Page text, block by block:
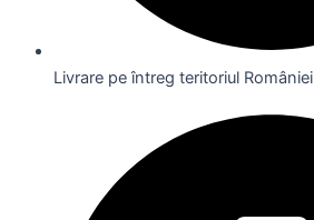
Livrare pe întreg teritoriul României